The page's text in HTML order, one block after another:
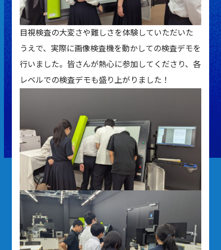
目視検査の大変さや難しさを体験していただいた
うえで、実際に画像検査機を動かしての検査デモを
行いました。皆さんが熱心に参加してくださり、各
レベルでの検査デモも盛り上がりました！